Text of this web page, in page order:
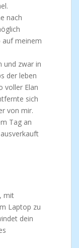
nach
auf meinem
und zwar in
der leben
voller Elan
sich
von mir.
Tag an
mit
Laptop zu
dein